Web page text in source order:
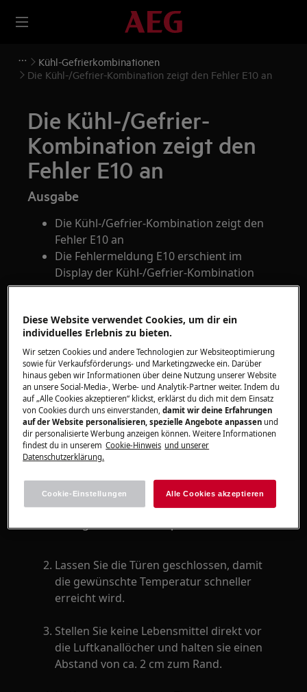
Kühl-Gefrierkombinationen
Die Kühl-/Gefrier-Kombination zeigt den Fehler E10 an
Die Kühl-/Gefrier-
Kombination zeigt den
Fehler E10 an
Ausgabe
Die Kühl-/Gefrier-Kombination zeigt den
Fehler E10 an
Die Fehlermeldung E10 erschient im
Display der Kühl-/Gefrier-Kombination
Kühl-/Gefrier-Kombination
Lösung
E10 wird angezeigt, wenn der Innenraum des
Kältegerätes zu warm ist.
Stellen Sie die Kühlschranktemperatur auf
einen kälteren Wert ein oder nutzen Sie die
Dadurch sollte der Fehlercode
gelöscht werden, sobald die
gewünschte Temperatur erreicht ist.
Lassen Sie die Türen geschlossen, damit
die gewünschte Temperatur schneller
erreicht wird.
Stellen Sie keine Lebensmittel direkt vor
die Luftkanallöcher und halten sie einen
Abstand von ca. 2 cm zum Rand.
Diese Website verwendet Cookies, um dir ein
individuelles Erlebnis zu bieten.
Wir setzen Cookies und andere Technologien zur Websiteoptimierung
sowie für Verkaufsförderungs- und Marketingzwecke ein. Darüber
hinaus geben wir Informationen über deine Nutzung unserer Website
an unsere Social-Media-, Werbe- und Analytik-Partner weiter. Indem du
auf „Alle Cookies akzeptieren“ klickst, erklärst du dich mit dem Einsatz
von Cookies durch uns einverstanden,damit wir deine Erfahrungen
auf der Website personalisieren, spezielle Angebote anpassen und
dir personalisierte Werbung anzeigen können. Weitere Informationen
findest du in unserem Cookie-Hinweis und unserer
Datenschutzerklärung.
Cookie-Einstellungen Alle Cookies akzeptieren